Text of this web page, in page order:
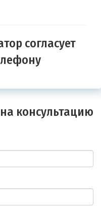
согласует
консультацию